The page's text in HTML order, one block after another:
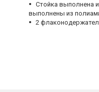
Стойка выполнена
выполнены из
2